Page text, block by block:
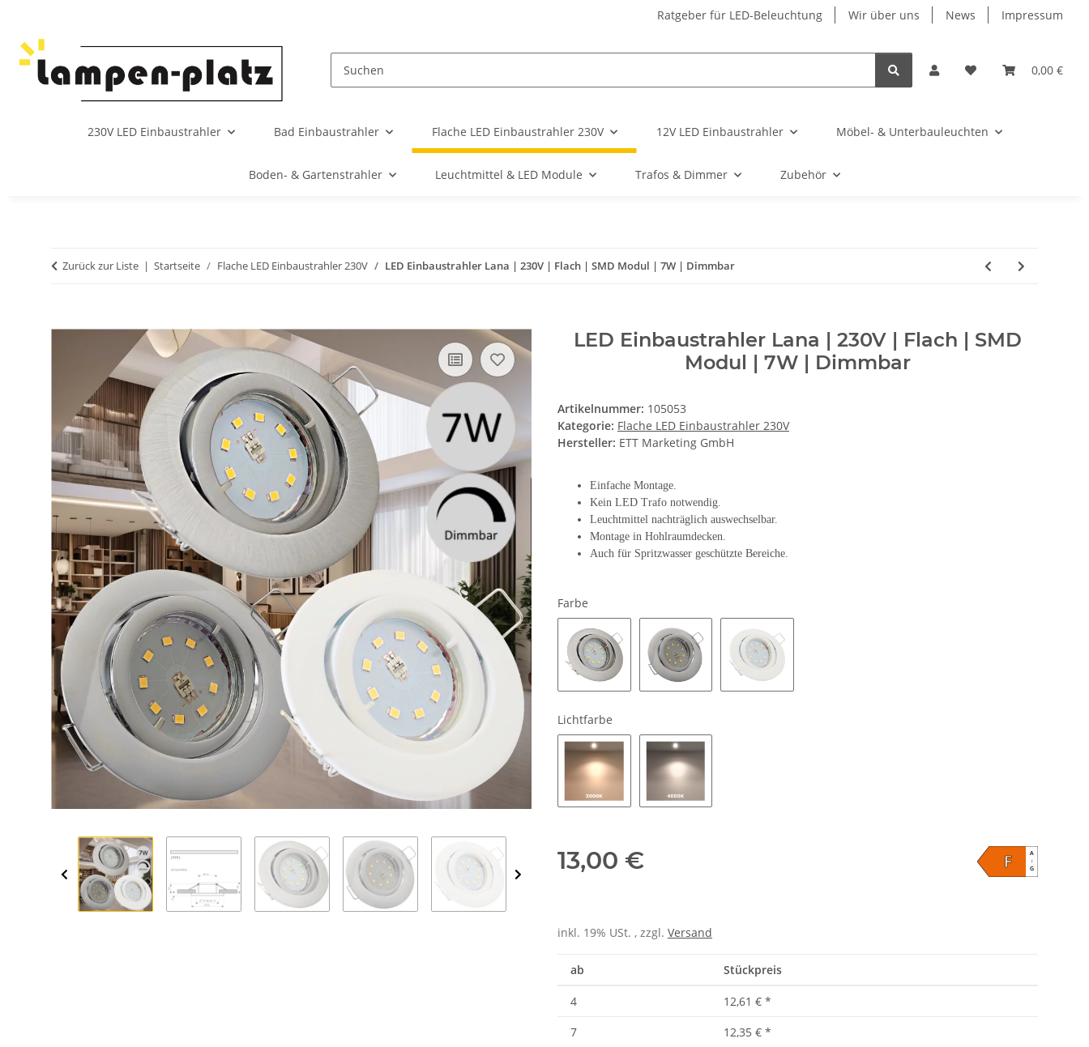
Ratgeber für LED-Beleuchtung Wir über uns News Impressum
0,00 €
230V LED Einbaustrahler Bad Einbaustrahler Flache LED Einbaustrahler 230V 12V LED Einbaustrahler Möbel- & Unterbauleuchten
Boden- & Gartenstrahler Leuchtmittel & LED Module Trafos & Dimmer Zubehör
Zurück zur Liste Startseite Flache LED Einbaustrahler 230V LED Einbaustrahler Lana | 230V | Flach | SMD Modul | 7W | Dimmbar
LED Einbaustrahler Lana | 230V | Flach | SMD
Modul | 7W | Dimmbar
Artikelnummer: 105053
Kategorie: Flache LED Einbaustrahler 230V
Hersteller: ETT Marketing GmbH
Einfache Montage.
Kein LED Trafo notwendig.
Leuchtmittel nachträglich auswechselbar.
Montage in Hohlraumdecken.
Auch für Spritzwasser geschützte Bereiche.
Farbe
Lichtfarbe
13,00 €
A
↑
G
F
inkl. 19% USt. , zzgl. Versand
ab Stückpreis
4 12,61 € *
7
12,35 € *